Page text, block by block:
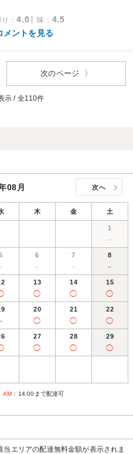
：4.0 味 ： 4.5
メントを見る
次のページ 〉
示 / 全110件
08月 次へ
木 金 土
1
－
6
－
7
－
8
－
13
◯
14
◯
15
◯
20
◯
21
◯
22
◯
27
◯
28
◯
29
◯
AM ：14:00まで配達可
エリアの配達無料金額が表示されま